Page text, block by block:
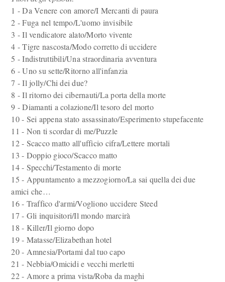
1 - Da Venere con amore/I Mercanti di paura
2 - Fuga nel tempo/L'uomo invisibile
3 - Il vendicatore alato/Morto vivente
4 - Tigre nascosta/Modo corretto di uccidere
5 - Indistruttibili/Una straordinaria avventura
6 - Uno su sette/Ritorno all'infanzia
7 - Il jolly/Chi dei due?
8 - Il ritorno dei cibernauti/La porta della morte
9 - Diamanti a colazione/Il tesoro del morto
10 - Sei appena stato assassinato/Esperimento stupefacente
11 - Non ti scordar di me/Puzzle
12 - Scacco matto all'ufficio cifra/Lettere mortali
13 - Doppio gioco/Scacco matto
14 - Specchi/Testamento di morte
15 - Appuntamento a mezzogiorno/La sai quella dei due
amici che…
16 - Traffico d'armi/Vogliono uccidere Steed
17 - Gli inquisitori/Il mondo marcirà
18 - Killer/Il giorno dopo
19 - Matasse/Elizabethan hotel
20 - Amnesia/Portami dal tuo capo
21 - Nebbia/Omicidi e vecchi merletti
22 - Amore a prima vista/Roba da maghi